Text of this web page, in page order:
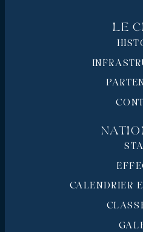
Le
CALENDRIER